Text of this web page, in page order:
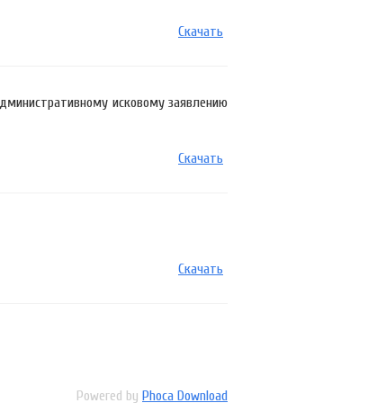
Скачать
исковому заявлению
Скачать
Скачать
Powered by Phoca Download